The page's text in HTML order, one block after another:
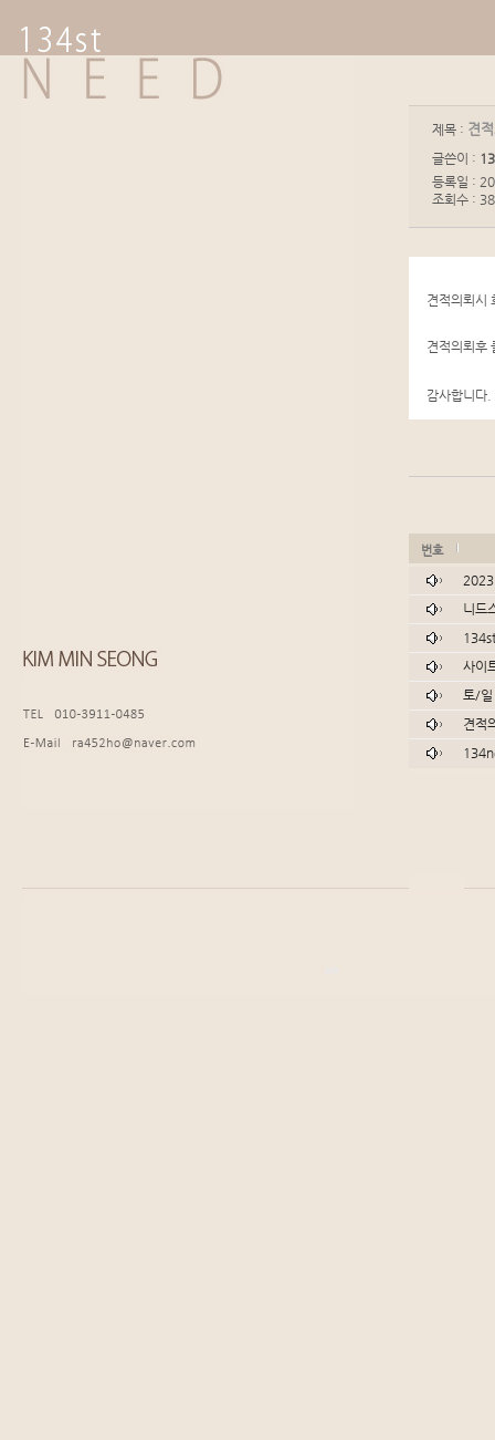
제목 : 견
글쓴이 :
등록일 :
조회수 :
견적의뢰시
견적의뢰
감사합니다.
번호
2023
니드
사이
토/일
견적